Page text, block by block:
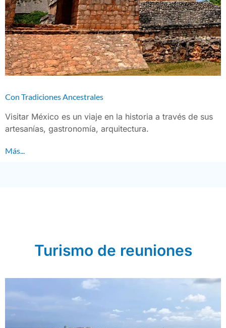
Con Tradiciones Ancestrales
Visitar México es un viaje en la historia a través de sus
artesanías, gastronomía, arquitectura.
Más...
Turismo de reuniones